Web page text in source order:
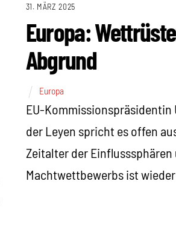
31. MÄRZ 2025
Europa:
Abgrund
Europa
EU-Kommissionspräsidentin
der Leyen spricht es offen
Zeitalter der Einflusssphären
Machtwettbewerbs ist